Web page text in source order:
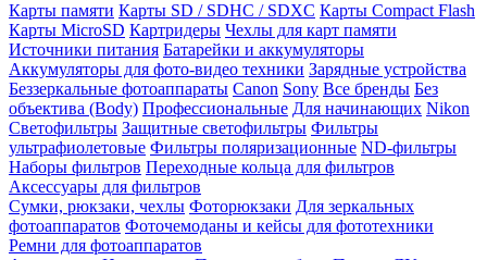
Карты памяти Карты SD / SDHC / SDXC Карты Compact Flash
Карты MicroSD Картридеры Чехлы для карт памяти
Источники питания Батарейки и аккумуляторы
Аккумуляторы для фото-видео техники Зарядные устройства
Беззеркальные фотоаппараты Canon Sony Все бренды Без
объектива (Body) Профессиональные Для начинающих Nikon
Светофильтры Защитные светофильтры Фильтры
ультрафиолетовые Фильтры поляризационные ND-фильтры
Наборы фильтров Переходные кольца для фильтров
Аксессуары для фильтров
Сумки, рюкзаки, чехлы Фоторюкзаки Для зеркальных
фотоаппаратов Фоточемоданы и кейсы для фототехники
Ремни для фотоаппаратов